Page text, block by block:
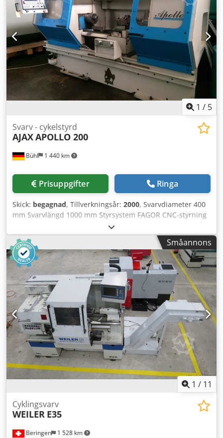
Fyrbackschuck - Parat fyrfacks verktygsväxlare inkl. 4
verktygshållare - MultiFix verktygsväxlare
1 / 5
Bühl 1 440 km
Svarv - cykelstyrd
AJAXAPOLLO 200
Prisuppgifter Ringa
Skick: begagnad, Tillverkningsår: 2000, Svarvdiameter 400
mm Svarvlängd 1000 mm Styrsystem FAGOR CNC-styrning
8055/B-T Mitthöjd 200 mm Centrumavstånd 1000 mm
Svarvdiameter över plansläde 210 mm Bredd bädd 300
mm Spindelhål 65 mm Spindelvarvtal 0 - 3000 varv/min
Växelsteg 2 Matning – längs 0 - 10.000 mm/min Matning –
tvär 0 - 10.000 mm/min Snabbgång – längs/tvär 15 m/min
Pinoldiameter i dubbdocka 68 mm Dwedpfovh I T Aex Ah
Dsa Pinolslag i dubbdocka 155 mm Tailstockupptagning
MK 4 Totalt anslutningsvärde 8 kW Mått L x B x H 3,1 x 1,9 x
1,78 m Tillbehör: 3-back chuck 200 mmø, MULTIFIX
verktygshållare med olika insatser, kylvätskesystem.
Småannons
1 / 11
Beringen 1 528 km
Cyklingsvarv
WEILER E35